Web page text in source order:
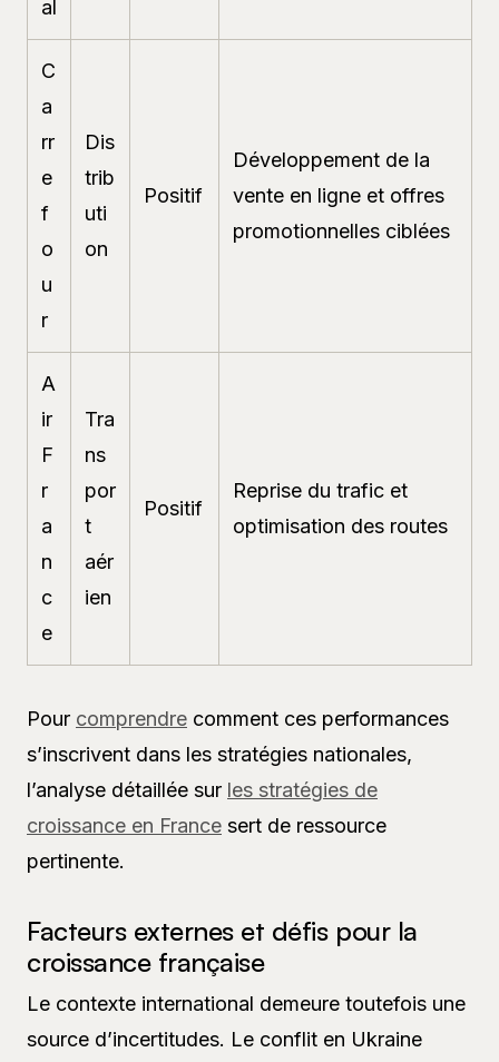
al
C
a
rr
e
f
o
u
r
Dis
trib
uti
on
Positif
Développement de la
vente en ligne et offres
promotionnelles ciblées
A
ir
F
r
a
n
c
e
Tra
ns
por
t
aér
ien
Positif
Reprise du trafic et
optimisation des routes
Pour comprendre comment ces performances
s’inscrivent dans les stratégies nationales,
l’analyse détaillée sur les stratégies de
croissance en France sert de ressource
pertinente.
Facteurs externes et défis pour la
croissance française
Le contexte international demeure toutefois une
source d’incertitudes. Le conflit en Ukraine